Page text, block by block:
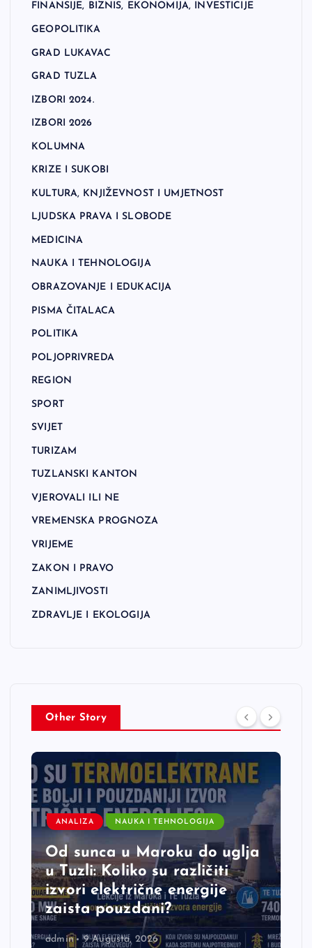
FINANSIJE, BIZNIS, EKONOMIJA, INVESTICIJE
GEOPOLITIKA
GRAD LUKAVAC
GRAD TUZLA
IZBORI 2024.
IZBORI 2026
KOLUMNA
KRIZE I SUKOBI
KULTURA, KNJIŽEVNOST I UMJETNOST
LJUDSKA PRAVA I SLOBODE
MEDICINA
NAUKA I TEHNOLOGIJA
OBRAZOVANJE I EDUKACIJA
PISMA ČITALACA
POLITIKA
POLJOPRIVREDA
REGION
SPORT
SVIJET
TURIZAM
TUZLANSKI KANTON
VJEROVALI ILI NE
VREMENSKA PROGNOZA
VRIJEME
ZAKON I PRAVO
ZANIMLJIVOSTI
ZDRAVLJE I EKOLOGIJA
Other Story
ANALIZA NAUKA I TEHNOLOGIJA
Od sunca u Maroku do uglja
u Tuzli: Koliko su različiti
izvori električne energije
zaista pouzdani?
admin 9 Augusta, 2026